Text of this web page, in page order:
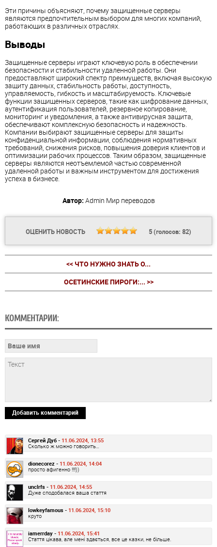
Эти причины объясняют, почему защищенные серверы
являются предпочтительным выбором для многих компаний,
работающих в различных отраслях.
Выводы
Защищенные серверы играют ключевую роль в обеспечении
безопасности и стабильности удаленной работы. Они
предоставляют широкий спектр преимуществ, включая высокую
защиту данных, стабильность работы, доступность,
управляемость, гибкость и масштабируемость. Ключевые
функции защищенных серверов, такие как шифрование данных,
аутентификация пользователей, резервное копирование,
мониторинг и уведомления, а также антивирусная защита,
обеспечивают комплексную безопасность и надежность.
Компании выбирают защищенные серверы для защиты
конфиденциальной информации, соблюдения нормативных
требований, снижения рисков, повышения доверия клиентов и
оптимизации рабочих процессов. Таким образом, защищенные
серверы являются неотъемлемой частью современной
удаленной работы и важным инструментом для достижения
успеха в бизнесе.
Автор: Admin Мир переводов
ОЦЕНИТЬ НОВОСТЬ 5(голосов: 82)
<< ЧТО НУЖНО ЗНАТЬ О...
ОСЕТИНСКИЕ ПИРОГИ:... >>
КОММЕНТАРИИ:
Добавить комментарий
Сергей Дуб - 11.06.2024, 13:55
Сколько ж можно говорить…
dionecorez - 11.06.2024, 14:04
просто афигенно !!!!))
unclrfs - 11.06.2024, 14:55
Дуже сподобалася ваша стаття
lowkeyfamous - 11.06.2024, 15:10
круто
iamerrday - 11.06.2024, 15:41
Стаття цікава, але мені здається, все це казки, не більше.